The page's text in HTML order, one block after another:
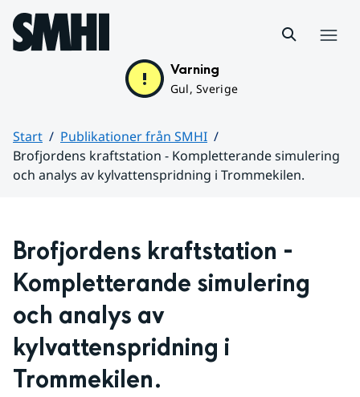
Hoppa till sidans innehåll
Varning
Gul, Sverige
Start
Publikationer från SMHI
Brofjordens kraftstation - Kompletterande simulering
och analys av kylvattenspridning i Trommekilen.
Brofjordens kraftstation -
Kompletterande simulering
och analys av
kylvattenspridning i
Trommekilen.